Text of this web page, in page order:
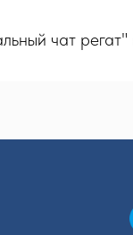
чат регат"